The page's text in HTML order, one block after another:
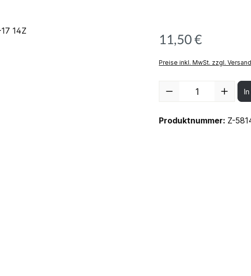
11,50 €
Preise inkl. MwSt. zzgl.
Produkt Anzahl: Gib den
Produktnummer: Z-